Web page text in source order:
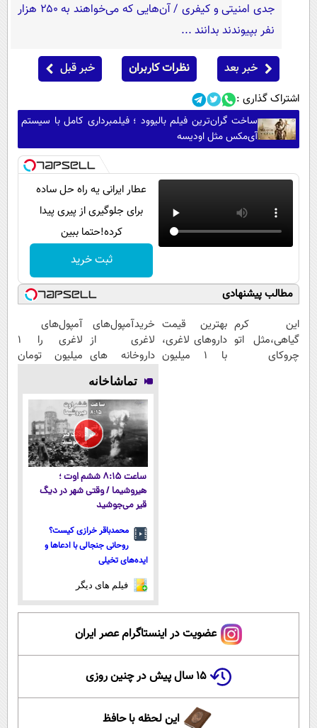
جدی امنیتی و کیفری / آن‌هایی که می‌خواهند به ۲۵۰ هزار
نفر بپیوندند بدانند ...
خبر بعد نظرات کاربران خبر قبل
اشتراک گذاری :
ساخت گران‌ترین فیلم بالیوود ؛ فیلمبرداری کامل با سیستم
آی‌مکس مثل اودیسه
عطار ایرانی یه راه حل ساده
برای جلوگیری از پیری پیدا
کرده!حتما ببین
ثبت خرید
مطالب پیشنهادی
این کرم
گیاهی،مثل اتو
چروکای
بهترین قیمت
داروهای لاغری،
با ۱ میلیون
خریدآمپول‌های
لاغری از
داروخانه های
اطرافت، ارسال
فوری همراه با
پک یخ!
آمپول‌های
لاغری را ۱
میلیون تومان
تماشاخانه
ساعت ۸:۱۵ ششم اوت ؛
هیروشیما / وقتی شهر در دیگ
قیر می‌جوشید
محمدباقر خرازی کیست؟
روحانی جنجالی با ادعاها و
ایده‌های تخیلی
فیلم های دیگر
عضویت در اینستاگرام عصر ایران
۱۵ سال پیش در چنین روزی
این لحظه با حافظ